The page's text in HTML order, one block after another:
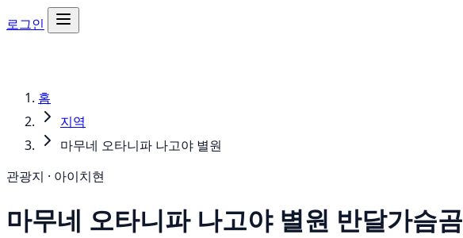
로그인
홈
지역
마무네 오타니파 나고야 별원
관광지 · 아이치현
마무네 오타니파 나고야 별원 반달가슴곰